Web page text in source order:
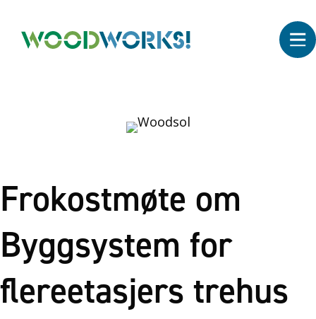
Frokostmøte om
Byggsystem for
flereetasjers trehus